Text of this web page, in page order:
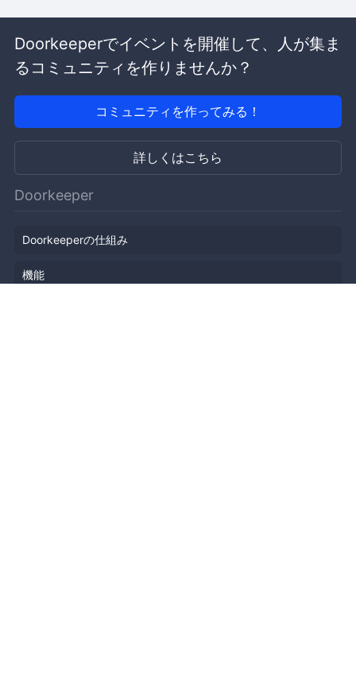
Doorkeeperでイベントを開催して、人が集ま
るコミュニティを作りませんか？
コミュニティを作ってみる！
詳しくはこちら
Doorkeeper
Doorkeeperの仕組み
機能